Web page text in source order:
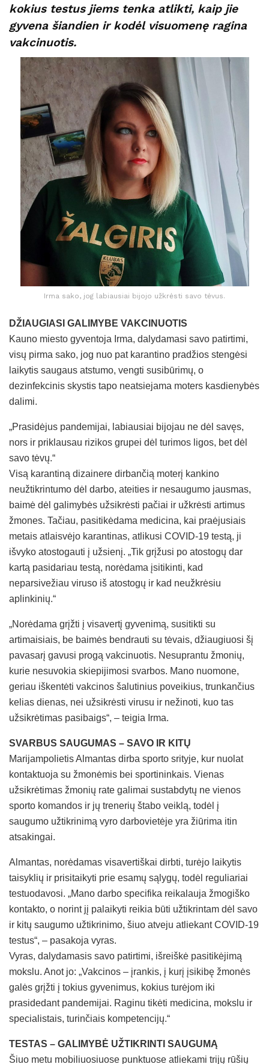
kokius testus jiems tenka atlikti, kaip jie
gyvena šiandien ir kodėl visuomenę ragina
vakcinuotis.
Irma sako, jog labiausiai bijojo užkrėsti savo tėvus.
DŽIAUGIASI GALIMYBE VAKCINUOTIS
Kauno miesto gyventoja Irma, dalydamasi savo patirtimi,
visų pirma sako, jog nuo pat karantino pradžios stengėsi
laikytis saugaus atstumo, vengti susibūrimų, o
dezinfekcinis skystis tapo neatsiejama moters kasdienybės
dalimi.
„Prasidėjus pandemijai, labiausiai bijojau ne dėl savęs,
nors ir priklausau rizikos grupei dėl turimos ligos, bet dėl
savo tėvų.“
Visą karantiną dizainere dirbančią moterį kankino
neužtikrintumo dėl darbo, ateities ir nesaugumo jausmas,
baimė dėl galimybės užsikrėsti pačiai ir užkrėsti artimus
žmones. Tačiau, pasitikėdama medicina, kai praėjusiais
metais atlaisvėjo karantinas, atlikusi COVID-19 testą, ji
išvyko atostogauti į užsienį. „Tik grįžusi po atostogų dar
kartą pasidariau testą, norėdama įsitikinti, kad
neparsivežiau viruso iš atostogų ir kad neužkrėsiu
aplinkinių.“
„Norėdama grįžti į visavertį gyvenimą, susitikti su
artimaisiais, be baimės bendrauti su tėvais, džiaugiuosi šį
pavasarį gavusi progą vakcinuotis. Nesuprantu žmonių,
kurie nesuvokia skiepijimosi svarbos. Mano nuomone,
geriau iškentėti vakcinos šalutinius poveikius, trunkančius
kelias dienas, nei užsikrėsti virusu ir nežinoti, kuo tas
užsikrėtimas pasibaigs“, – teigia Irma.
SVARBUS SAUGUMAS – SAVO IR KITŲ
Marijampolietis Almantas dirba sporto srityje, kur nuolat
kontaktuoja su žmonėmis bei sportininkais. Vienas
užsikrėtimas žmonių rate galimai sustabdytų ne vienos
sporto komandos ir jų trenerių štabo veiklą, todėl į
saugumo užtikrinimą vyro darbovietėje yra žiūrima itin
atsakingai.
Almantas, norėdamas visavertiškai dirbti, turėjo laikytis
taisyklių ir prisitaikyti prie esamų sąlygų, todėl reguliariai
testuodavosi. „Mano darbo specifika reikalauja žmogiško
kontakto, o norint jį palaikyti reikia būti užtikrintam dėl savo
ir kitų saugumo užtikrinimo, šiuo atveju atliekant COVID-19
testus“, – pasakoja vyras.
Vyras, dalydamasis savo patirtimi, išreiškė pasitikėjimą
mokslu. Anot jo: „Vakcinos – įrankis, į kurį įsikibę žmonės
galės grįžti į tokius gyvenimus, kokius turėjom iki
prasidedant pandemijai. Raginu tikėti medicina, mokslu ir
specialistais, turinčiais kompetencijų.“
TESTAS – GALIMYBĖ UŽTIKRINTI SAUGUMĄ
Šiuo metu mobiliuosiuose punktuose atliekami trijų rūšių